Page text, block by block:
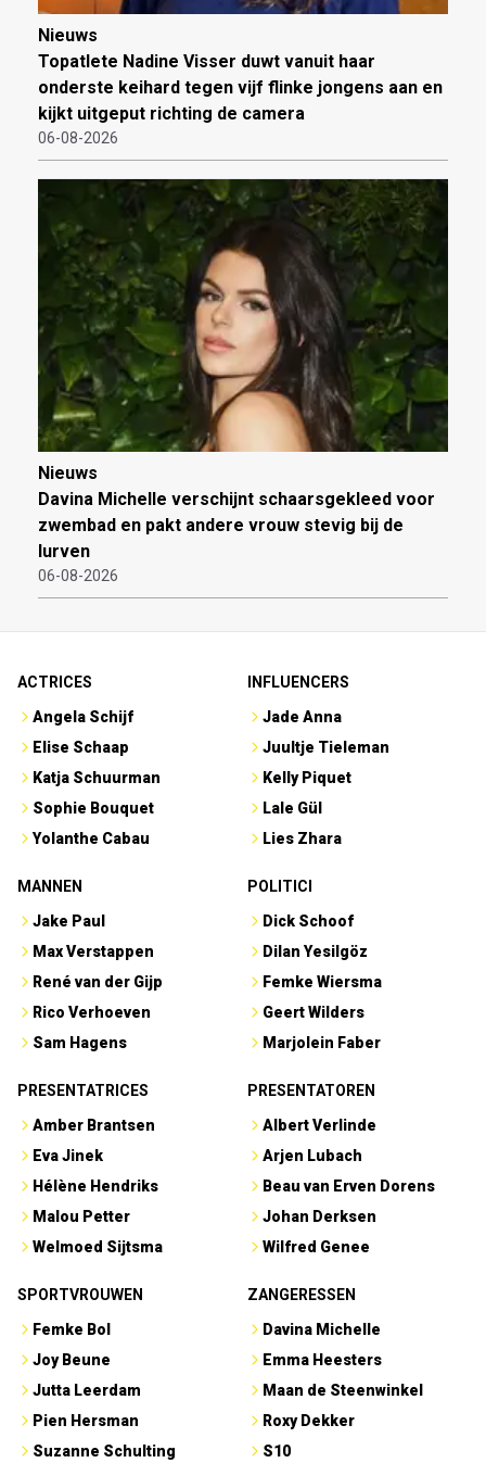
Nieuws
Topatlete Nadine Visser duwt vanuit haar
onderste keihard tegen vijf flinke jongens aan en
kijkt uitgeput richting de camera
06-08-2026
Nieuws
Davina Michelle verschijnt schaarsgekleed voor
zwembad en pakt andere vrouw stevig bij de
lurven
06-08-2026
ACTRICES
Angela Schijf
Elise Schaap
Katja Schuurman
Sophie Bouquet
Yolanthe Cabau
INFLUENCERS
Jade Anna
Juultje Tieleman
Kelly Piquet
Lale Gül
Lies Zhara
MANNEN
Jake Paul
Max Verstappen
René van der Gijp
Rico Verhoeven
Sam Hagens
POLITICI
Dick Schoof
Dilan Yesilgöz
Femke Wiersma
Geert Wilders
Marjolein Faber
PRESENTATRICES
Amber Brantsen
Eva Jinek
Hélène Hendriks
Malou Petter
Welmoed Sijtsma
PRESENTATOREN
Albert Verlinde
Arjen Lubach
Beau van Erven Dorens
Johan Derksen
Wilfred Genee
SPORTVROUWEN
Femke Bol
Joy Beune
Jutta Leerdam
Pien Hersman
Suzanne Schulting
ZANGERESSEN
Davina Michelle
Emma Heesters
Maan de Steenwinkel
Roxy Dekker
S10